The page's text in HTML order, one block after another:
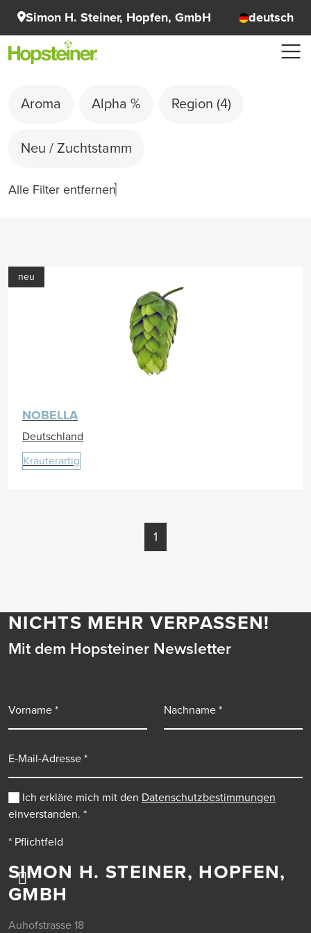
Simon H. Steiner, Hopfen, GmbH deutsch
Aroma Alpha % Region (4)
Neu / Zuchtstamm
Alle Filter entfernen
neu
NOBELLA
Deutschland
Kräuterartig
1
SIMON H. STEINER, HOPFEN,
GMBH
Auhofstrasse 18
NICHTS MEHR VERPASSEN!
Mit dem Hopsteiner Newsletter
Ich erkläre mich mit den Datenschutzbestimmungen
einverstanden. *
* Pflichtfeld